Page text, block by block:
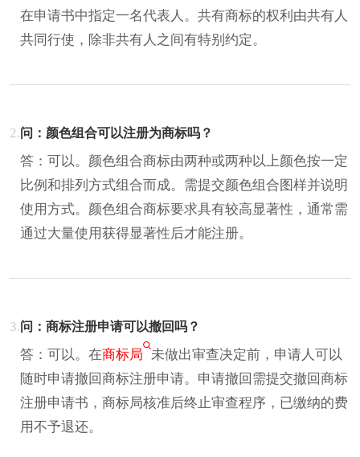
在申请书中指定一名代表人。共有商标的权利由共有人
共同行使，除非共有人之间有特别约定。
2.问：颜色组合可以注册为商标吗？
答：可以。颜色组合商标由两种或两种以上颜色按一定
比例和排列方式组合而成。需提交颜色组合图样并说明
使用方式。颜色组合商标要求具有较高显著性，通常需
通过大量使用获得显著性后才能注册。
3.问：商标注册申请可以撤回吗？
答：可以。在商标局
未做出审查决定前，申请人可以
随时申请撤回商标注册申请。申请撤回需提交撤回商标
注册申请书，商标局核准后终止审查程序，已缴纳的费
用不予退还。